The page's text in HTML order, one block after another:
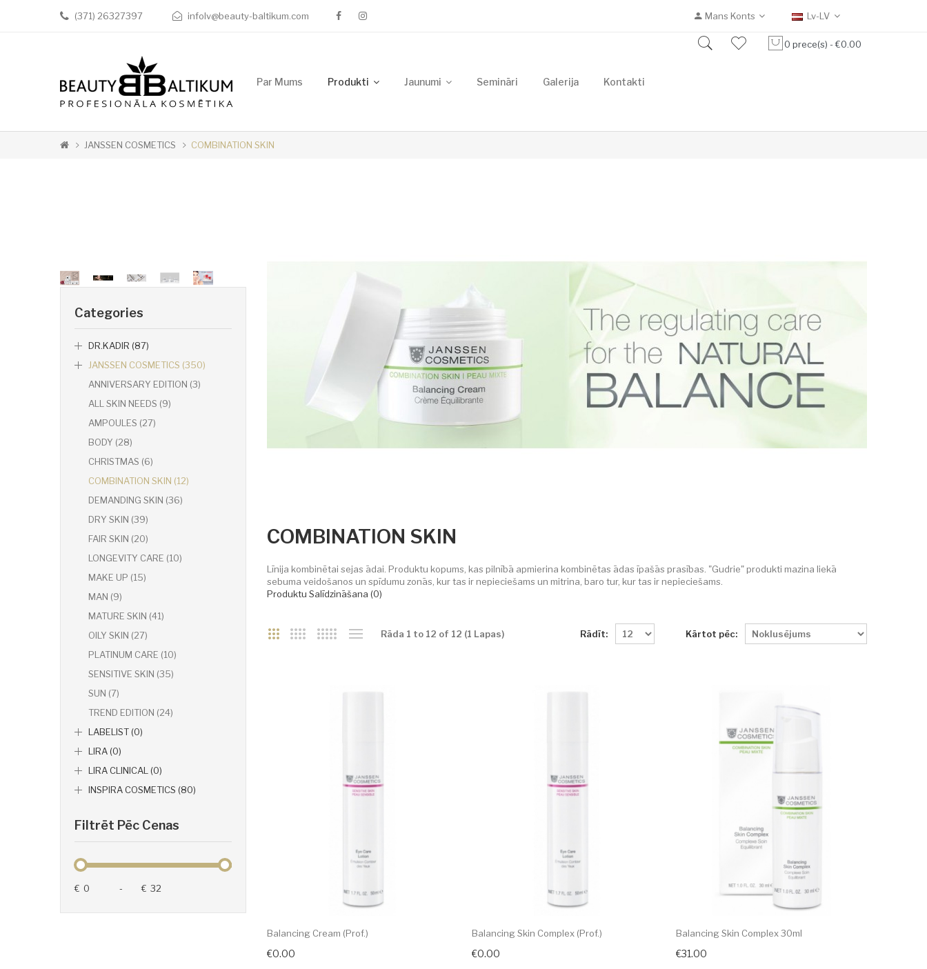
(371) 26327397 infolv@beauty-baltikum.com Mans Konts Lv-LV
Par Mums Produkti Jaunumi Semināri Galerija Kontakti
0 prece(s) - €0.00
JANSSEN COSMETICS COMBINATION SKIN
Filtrēt Pēc Cenas
€ - €
Categories
DR.KADIR (87)
JANSSEN COSMETICS (350)
ANNIVERSARY EDITION (3)
ALL SKIN NEEDS (9)
AMPOULES (27)
BODY (28)
CHRISTMAS (6)
COMBINATION SKIN (12)
DEMANDING SKIN (36)
DRY SKIN (39)
FAIR SKIN (20)
LONGEVITY CARE (10)
MAKE UP (15)
MAN (9)
MATURE SKIN (41)
OILY SKIN (27)
PLATINUM CARE (10)
SENSITIVE SKIN (35)
SUN (7)
TREND EDITION (24)
LABELIST (0)
LIRA (0)
LIRA CLINICAL (0)
INSPIRA COSMETICS (80)
COMBINATION SKIN
Līnija kombinētai sejas ādai. Produktu kopums, kas pilnībā apmierina kombinētas ādas īpašās prasības. "Gudrie" produkti mazina liekā
sebuma veidošanos un spīdumu zonās, kur tas ir nepieciešams un mitrina, baro tur, kur tas ir nepieciešams.
Produktu Salīdzināšana (0)
Rāda 1 to 12 of 12 (1 Lapas) Kārtot pēc:
Rādīt:
Balancing Cream (prof.)
€0.00
Balancing Skin Complex (prof.)
€0.00
Balancing Skin Complex 30ml
€31.00